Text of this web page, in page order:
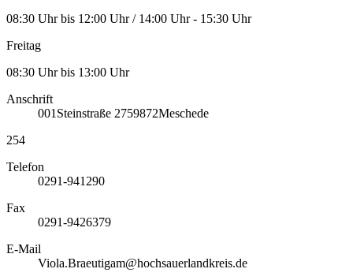
08:30 Uhr bis 12:00 Uhr / 14:00 Uhr - 15:30 Uhr
Freitag
08:30 Uhr bis 13:00 Uhr
Anschrift
001 Steinstraße 2759872Meschede
254
Telefon
0291-941290
Fax
0291-9426379
E-Mail
Viola.Braeutigam@hochsauerlandkreis.de